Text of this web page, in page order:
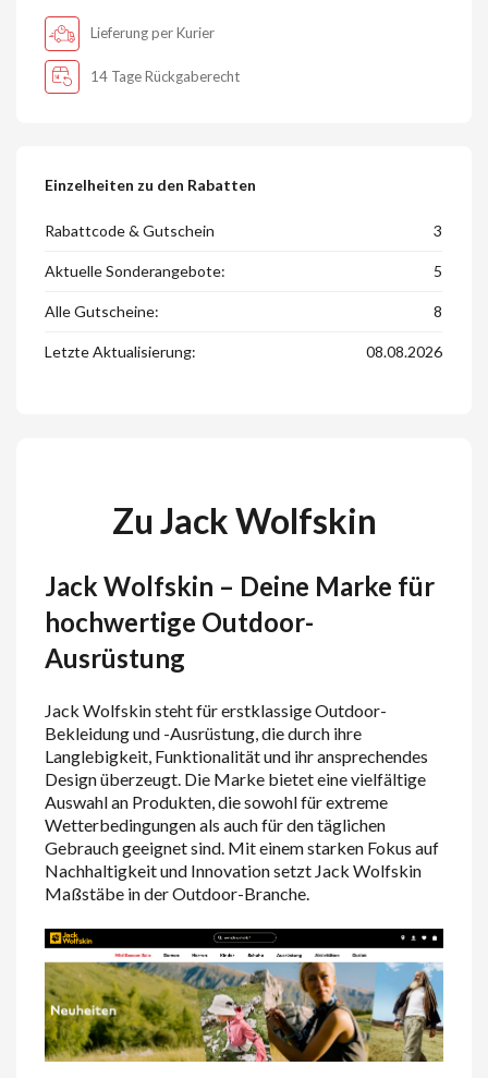
Lieferung per Kurier
14 Tage Rückgaberecht
Einzelheiten zu den Rabatten
Rabattcode & Gutschein 3
Aktuelle Sonderangebote: 5
Alle Gutscheine: 8
Letzte Aktualisierung: 08.08.2026
Zu Jack Wolfskin
Jack Wolfskin – Deine Marke für
hochwertige Outdoor-
Ausrüstung
Jack Wolfskin steht für erstklassige Outdoor-
Bekleidung und -Ausrüstung, die durch ihre
Langlebigkeit, Funktionalität und ihr ansprechendes
Design überzeugt. Die Marke bietet eine vielfältige
Auswahl an Produkten, die sowohl für extreme
Wetterbedingungen als auch für den täglichen
Gebrauch geeignet sind. Mit einem starken Fokus auf
Nachhaltigkeit und Innovation setzt Jack Wolfskin
Maßstäbe in der Outdoor-Branche.